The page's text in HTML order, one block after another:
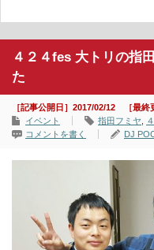
４２４fes 大トリの指
た
［記事公開日］2017/02/12 ［最終
イベント
指田フミヤ
コメントを書く
DJ